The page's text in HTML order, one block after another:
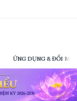
ỨNG DỤNG & ĐỔI